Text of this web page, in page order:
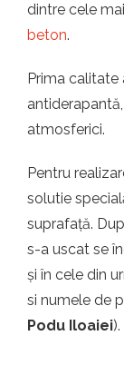
dintre cele
beton.
Prima calitate
atmosferici.
Pentru
solutie
suprafață.
s-a uscat se
și în cele din
si numele de
Podu Iloaiei).